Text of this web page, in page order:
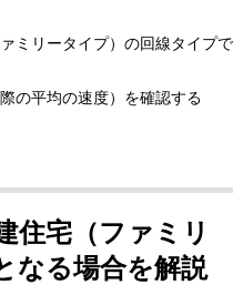
ミリータイプ）の回線タイプ
の平均の速度）を確認する
住宅（ファミリ
なる場合を解説